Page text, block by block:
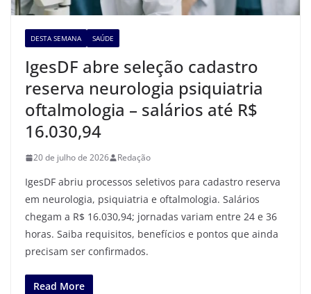
DESTA SEMANA SAÚDE
IgesDF abre seleção cadastro
reserva neurologia psiquiatria
oftalmologia – salários até R$
16.030,94
20 de julho de 2026 Redação
IgesDF abriu processos seletivos para cadastro reserva
em neurologia, psiquiatria e oftalmologia. Salários
chegam a R$ 16.030,94; jornadas variam entre 24 e 36
horas. Saiba requisitos, benefícios e pontos que ainda
precisam ser confirmados.
Read More